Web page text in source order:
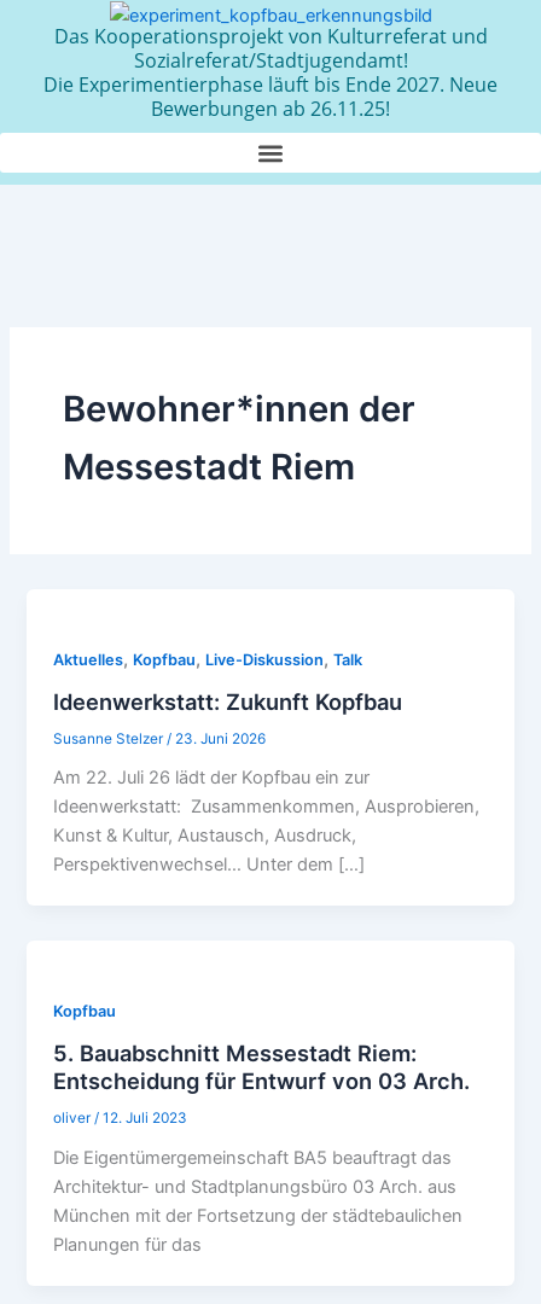
Das Kooperationsprojekt von Kulturreferat und
Sozialreferat/Stadtjugendamt!
Die Experimentierphase läuft bis Ende 2027. Neue
Bewerbungen ab 26.11.25!
Bewohner*innen der
Messestadt Riem
Aktuelles, Kopfbau, Live-Diskussion,Talk
Ideenwerkstatt: Zukunft Kopfbau
Susanne Stelzer / 23. Juni 2026
Am 22. Juli 26 lädt der Kopfbau ein zur
Ideenwerkstatt: Zusammenkommen, Ausprobieren,
Kunst & Kultur, Austausch, Ausdruck,
Perspektivenwechsel… Unter dem […]
Kopfbau
5. Bauabschnitt Messestadt Riem:
Entscheidung für Entwurf von 03 Arch.
oliver/12. Juli 2023
Die Eigentümergemeinschaft BA5 beauftragt das
Architektur- und Stadtplanungsbüro 03 Arch. aus
München mit der Fortsetzung der städtebaulichen
Planungen für das